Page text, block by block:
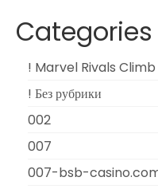
Categories
! Marvel Rivals
! Без рубрики
002
007
007-bsb-